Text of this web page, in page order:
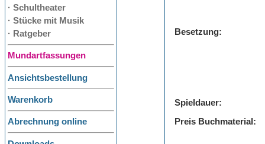
· Schultheater
· Stücke mit Musik
· Ratgeber
Mundartfassungen
Ansichtsbestellung
Warenkorb
Abrechnung online
Besetzung:
Spieldauer:
Preis Buchmaterial: